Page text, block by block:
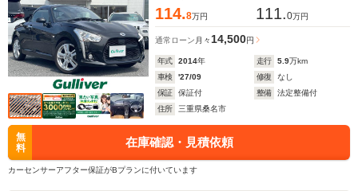
114.8万円 111.0万円
通常ローン 月々 14,500円
年式 2014年 走行 5.9万km
車検
'27/09 修復
なし
保証
保証付 整備
法定整備付
住所
三重県桑名市
無
料
在庫確認・見積依頼
カーセンサーアフター保証がBプランに付いています